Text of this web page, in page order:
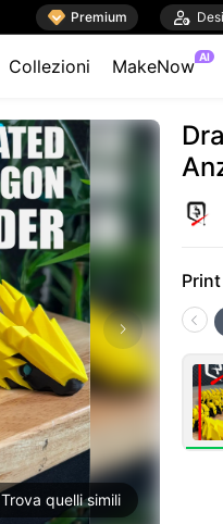
 Premium 
Collezioni MakeNow AI
Trova quelli simili